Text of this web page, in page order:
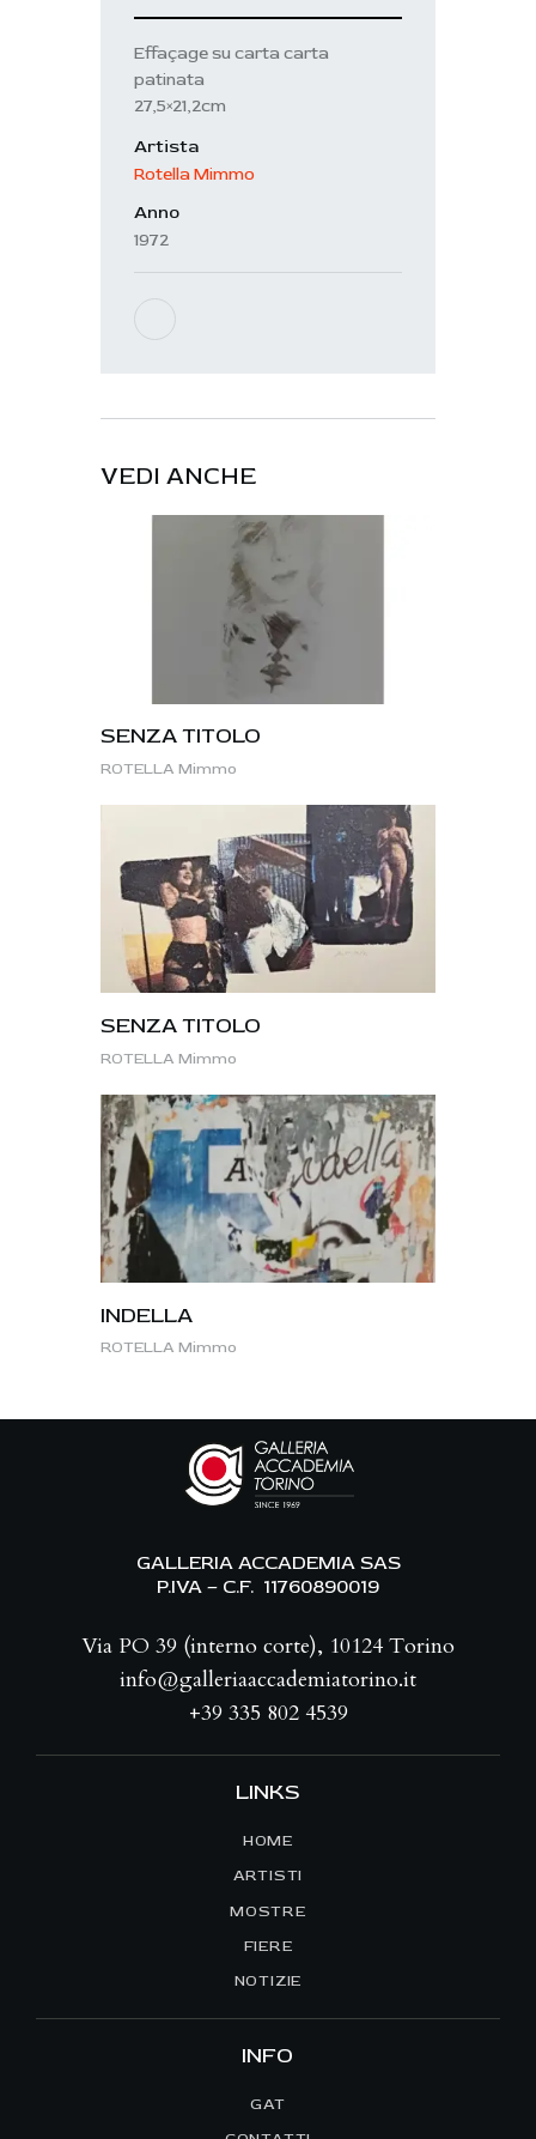
Effaçage su carta carta
patinata
27,5×21,2cm
Artista
Rotella Mimmo
Anno
1972
VEDI ANCHE
SENZA TITOLO
ROTELLA Mimmo
SENZA TITOLO
ROTELLA Mimmo
INDELLA
ROTELLA Mimmo
GALLERIA ACCADEMIA SAS
P.IVA – C.F. 11760890019
Via PO 39 (interno corte), 10124 Torino
info@galleriaaccademiatorino.it
+39 335 802 4539
LINKS
HOME
ARTISTI
MOSTRE
FIERE
NOTIZIE
INFO
GAT